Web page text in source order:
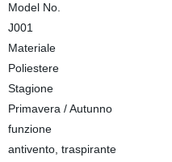
Model No.
J001
Materiale
Poliestere
Stagione
Primavera / Autunno
funzione
antivento, traspirante